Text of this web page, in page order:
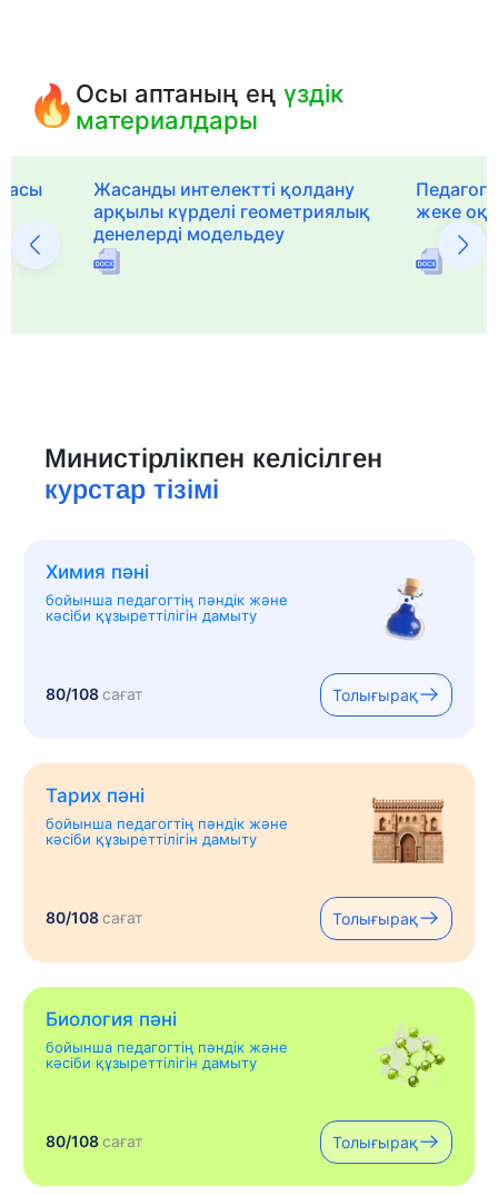
Осы аптаның еңүздік
материалдары
Жасанды интелектті қолдану
арқылы күрделі геометриялық
денелерді модельдеу
жеке
Министірлікпен келісілген
курстар тізімі
Химия пәні
бойынша педагогтің пәндік және
кәсіби құзыреттілігін дамыту
80/108сағат Толығырақ
Тарих пәні
бойынша педагогтің пәндік және
кәсіби құзыреттілігін дамыту
80/108сағат Толығырақ
Биология пәні
бойынша педагогтің пәндік және
кәсіби құзыреттілігін дамыту
80/108сағат Толығырақ